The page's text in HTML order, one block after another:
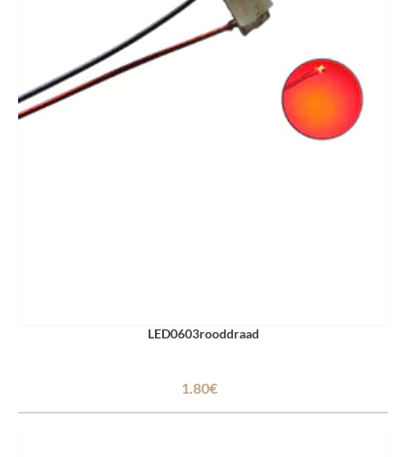
LED0603rooddraad
1.80€